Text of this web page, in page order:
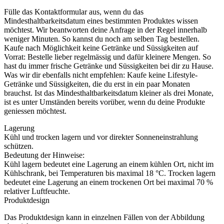
Fülle das Kontaktformular aus, wenn du das
Mindesthaltbarkeitsdatum eines bestimmten Produktes wissen
möchtest. Wir beantworten deine Anfrage in der Regel innerhalb
weniger Minuten. So kannst du noch am selben Tag bestellen.
Kaufe nach Möglichkeit keine Getränke und Süssigkeiten auf
Vorrat: Bestelle lieber regelmässig und dafür kleinere Mengen. So
hast du immer frische Getränke und Süssigkeiten bei dir zu Hause.
Was wir dir ebenfalls nicht empfehlen: Kaufe keine Lifestyle-
Getränke und Süssigkeiten, die du erst in ein paar Monaten
brauchst. Ist das Mindesthaltbarkeitsdatum kleiner als drei Monate,
ist es unter Umständen bereits vorüber, wenn du deine Produkte
geniessen möchtest.
Lagerung
Kühl und trocken lagern und vor direkter Sonneneinstrahlung
schützen.
Bedeutung der Hinweise:
Kühl lagern bedeutet eine Lagerung an einem kühlen Ort, nicht im
Kühlschrank, bei Temperaturen bis maximal 18 °C. Trocken lagern
bedeutet eine Lagerung an einem trockenen Ort bei maximal 70 %
relativer Luftfeuchte.
Produktdesign
Das Produktdesign kann in einzelnen Fällen von der Abbildung